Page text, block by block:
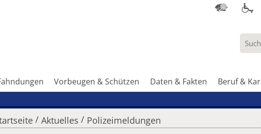
Vorbeugen & Schützen Daten & Fakten Beruf &
/ Aktuelles / Polizeimeldungen